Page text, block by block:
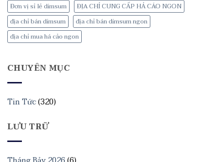
Đơn vị sỉ lẻ dimsum
ĐỊA CHỈ CUNG CẤP HẢ CÁO NGON
địa chỉ bán dimsum
địa chỉ bán dimsum ngon
địa chỉ mua há cảo ngon
CHUYÊN MỤC
Tin Tức(320)
LƯU TRỮ